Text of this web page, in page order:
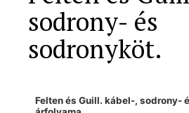
sodrony- és
sodronyköt.
Felten és Guill. kábel-, sodrony-